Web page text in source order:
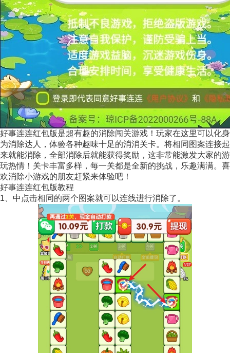
好事连连红包版是超有趣的消除闯关游戏！玩家在这里可以化身
为消除达人，体验各种趣味十足的消消关卡。将相同图案连接起
来就能消除，全部消除后就能获得奖励，这非常能激发大家的游
玩热情！关卡丰富多样，每一关都是全新的挑战，乐趣满满。喜
欢消除小游戏的朋友赶紧来体验吧！
好事连连红包版教程
1、中点击相同的两个图案就可以连线进行消除了。